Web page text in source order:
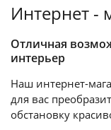
Интернет -
Отличная
интерьер
Наш интернет-
для вас
обстановку